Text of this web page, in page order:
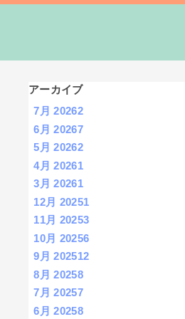
アーカイブ
7月 20262
6月 20267
5月 20262
4月 20261
3月 20261
12月 20251
11月 20253
10月 20256
9月 202512
8月 20258
7月 20257
6月 20258